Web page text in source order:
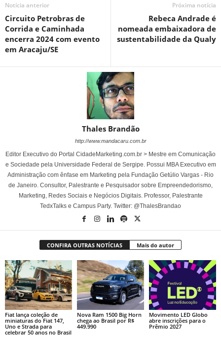
Notícia anterior
Circuito Petrobras de
Corrida e Caminhada
encerra 2024 com evento
em Aracaju/SE
Próxima notícia
Rebeca Andrade é
nomeada embaixadora de
sustentabilidade da Qualy
Thales Brandão
http://www.mandacaru.com.br
Editor Executivo do Portal CidadeMarketing.com.br > Mestre em Comunicação
e Sociedade pela Universidade Federal de Sergipe. Possui MBA Executivo em
Administração com ênfase em Marketing pela Fundação Getúlio Vargas - Rio
de Janeiro. Consultor, Palestrante e Pesquisador sobre Empreendedorismo,
Marketing, Redes Sociais e Negócios Digitais. Professor, Palestrante
TedxTalks e Campus Party. Twitter: @ThalesBrandao
CONFIRA OUTRAS NOTÍCIAS Mais do autor
Fiat lança coleção de
miniaturas do Fiat 147,
Uno e Strada para
celebrar 50 anos no Brasil
Nova Ram 1500 Big Horn
chega ao Brasil por R$
449.990
Movimento LED Globo
abre inscrições para o
Prêmio 2027